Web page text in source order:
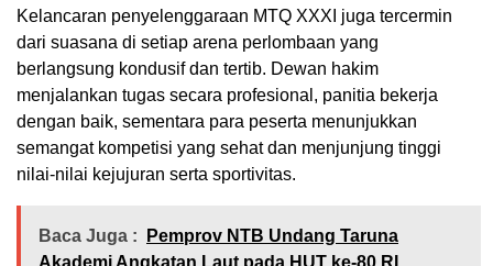
Kelancaran penyelenggaraan MTQ XXXI juga tercermin
dari suasana di setiap arena perlombaan yang
berlangsung kondusif dan tertib. Dewan hakim
menjalankan tugas secara profesional, panitia bekerja
dengan baik, sementara para peserta menunjukkan
semangat kompetisi yang sehat dan menjunjung tinggi
nilai-nilai kejujuran serta sportivitas.
Baca Juga :
Pemprov NTB Undang Taruna